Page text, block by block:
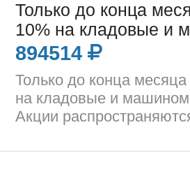
Только до конца
10% на кладовые и
894514
Только до конца
на кладовые и
Акции